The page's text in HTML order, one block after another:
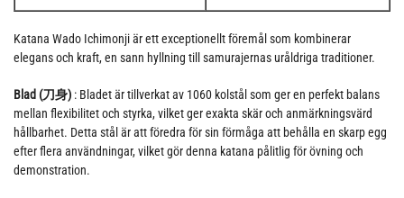
Katana Wado Ichimonji är ett exceptionellt föremål som kombinerar
elegans och kraft, en sann hyllning till samurajernas uråldriga traditioner.
Blad (刀身) : Bladet är tillverkat av 1060 kolstål som ger en perfekt balans
mellan flexibilitet och styrka, vilket ger exakta skär och anmärkningsvärd
hållbarhet. Detta stål är att föredra för sin förmåga att behålla en skarp egg
efter flera användningar, vilket gör denna katana pålitlig för övning och
demonstration.